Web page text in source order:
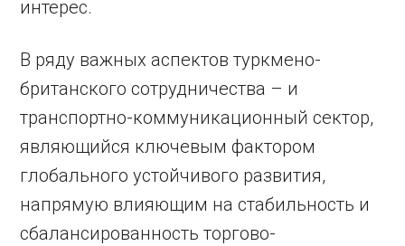
интерес.
В ряду важных аспектов туркмено-
британского сотрудничества – и
транспортно-коммуникационный сектор,
являющийся ключевым фактором
глобального устойчивого развития,
напрямую влияющим на стабильность и
сбалансированность торгово-